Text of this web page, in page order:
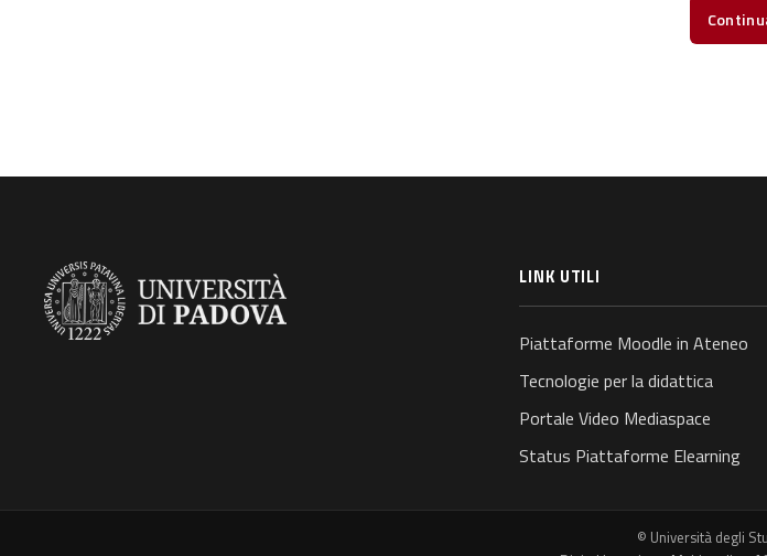
LINK UTILI
Piattaforme Moodle in Ateneo
Tecnologie per la didattica
Portale Video Mediaspace
Status Piattaforme Elearning
© Università degli